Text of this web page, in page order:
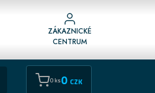
ZÁKAZNICKÉ
CENTRUM
0 ks0 CZK